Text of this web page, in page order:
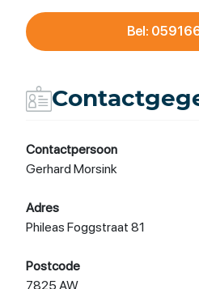
Bel:
Contactpersoon
Gerhard Morsink
Adres
Phileas Foggstraat 81
Postcode
7825 AW